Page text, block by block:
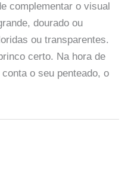
complementar o visual
dourado ou
ou transparentes.
certo. Na hora de
o seu penteado, o